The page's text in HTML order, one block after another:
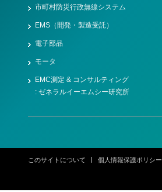
市町村防災行政無線システム
EMS（開発・製造受託）
電子部品
モータ
EMC測定 & コンサルティング
: ゼネラルイーエムシー研究所
このサイトについて 個人情報保護ポリシー